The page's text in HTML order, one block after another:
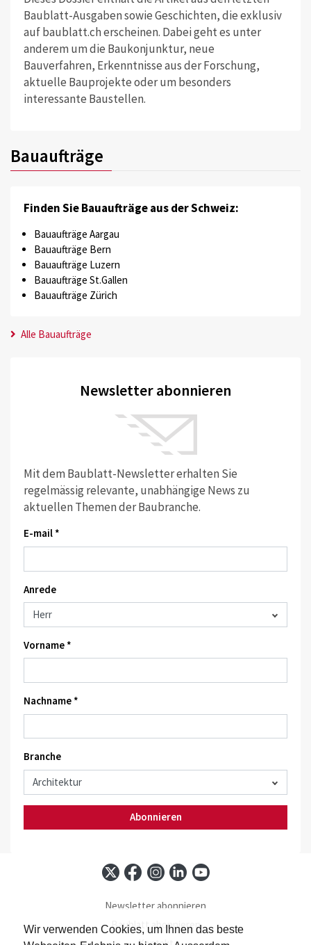
Wir verwenden Cookies, um Ihnen das beste
Baublatt-Ausgaben sowie Geschichten, die exklusiv
auf baublatt.ch erscheinen. Dabei geht es unter
anderem um die Baukonjunktur, neue
Bauverfahren, Erkenntnisse aus der Forschung,
aktuelle Bauprojekte oder um besonders
interessante Baustellen.
Bauaufträge
Finden Sie Bauaufträge aus der Schweiz:
Bauaufträge Aargau
Bauaufträge Bern
Bauaufträge Luzern
Bauaufträge St.Gallen
Bauaufträge Zürich
Alle Bauaufträge
Newsletter abonnieren
Mit dem Baublatt-Newsletter erhalten Sie
regelmässig relevante, unabhängige News zu
aktuellen Themen der Baubranche.
E-mail *
Anrede
Vorname *
Nachname *
Branche
Abonnieren
Newsletter abonnieren
Baublatt abonnieren